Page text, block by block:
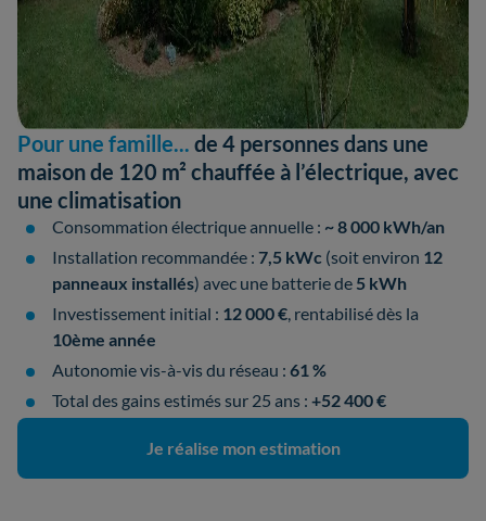
Pour une famille... de 4 personnes dans une
maison de 120 m² chauffée à l’électrique, avec
une climatisation
Consommation électrique annuelle : ~ 8 000 kWh/an
Installation recommandée : 7,5 kWc (soit environ 12
panneaux installés) avec une batterie de 5 kWh
Investissement initial : 12 000 €, rentabilisé dès la
10ème année
Autonomie vis-à-vis du réseau : 61 %
Total des gains estimés sur 25 ans : +52 400 €
Je réalise mon estimation